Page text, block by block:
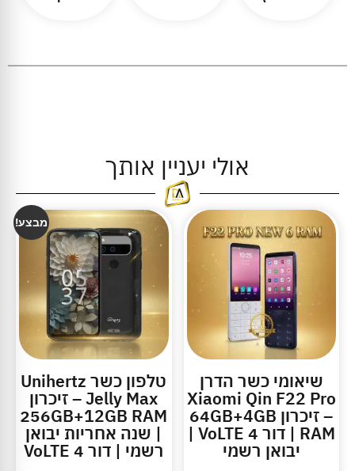
אולי יעניין אותך
שיאומי כשר הדרן
Xiaomi Qin F22 Pro
– זיכרון 64GB+4GB
RAM | דור 4 VoLTE |
יבואן רשמי
מבצע!
טלפון כשר Unihertz
Jelly Max – זיכרון
256GB+12GB RAM
| שנה אחריות יבואן
רשמי | דור 4 VoLTE